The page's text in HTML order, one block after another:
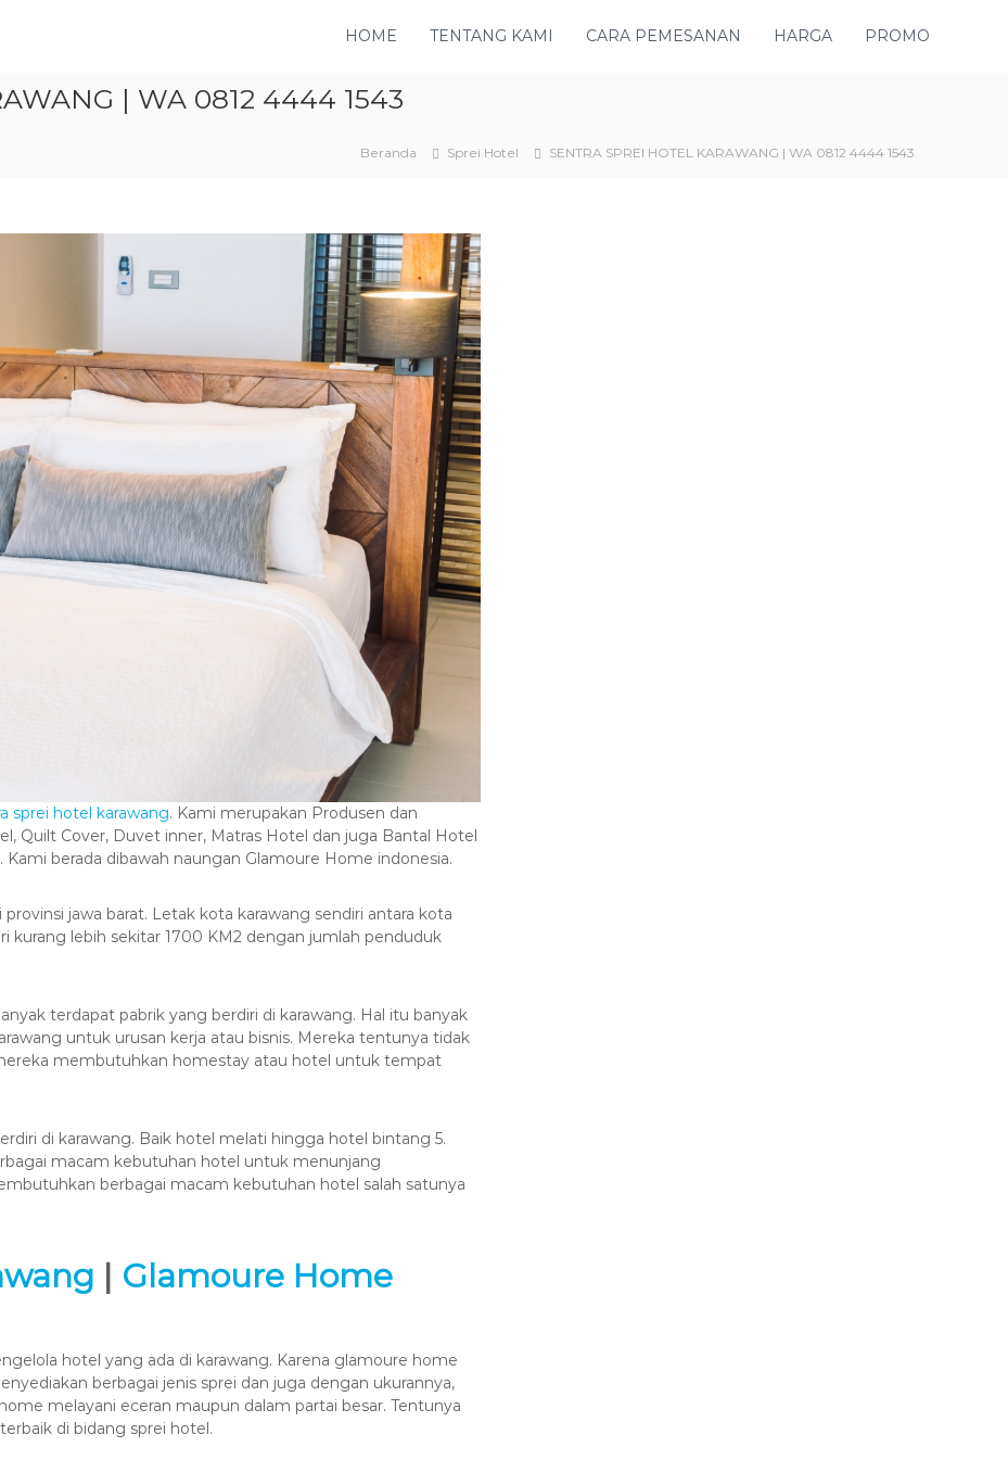
HOME TENTANG KAMI CARA PEMESANAN HARGA PROMO
| WA 0812 4444 1543
Beranda Sprei Hotel SENTRA SPREI HOTEL KARAWANG | WA 0812 4444 1543
sprei hotel karawang. Kami merupakan Produsen dan
Quilt Cover, Duvet inner, Matras Hotel dan juga Bantal Hotel
berada dibawah naungan Glamoure Home indonesia.
jawa barat. Letak kota karawang sendiri antara kota
kurang lebih sekitar 1700 KM2 dengan jumlah penduduk
terdapat pabrik yang berdiri di karawang. Hal itu banyak
untuk urusan kerja atau bisnis. Mereka tentunya tidak
membutuhkan homestay atau hotel untuk tempat
di karawang. Baik hotel melati hingga hotel bintang 5.
macam kebutuhan hotel untuk menunjang
berbagai macam kebutuhan hotel salah satunya
| Glamoure Home
hotel yang ada di karawang. Karena glamoure home
berbagai jenis sprei dan juga dengan ukurannya,
melayani eceran maupun dalam partai besar. Tentunya
di bidang sprei hotel.